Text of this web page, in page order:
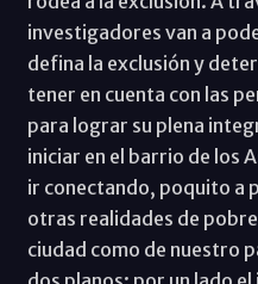
investigadores van a
defina la exclusión y
tener en cuenta con las
para lograr su plena
iniciar en el barrio de los
ir conectando, poquito a
otras realidades de
ciudad como de nuestro